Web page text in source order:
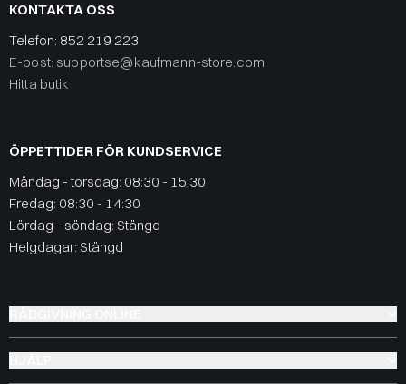
KONTAKTA OSS
Telefon: 852 219 223
E-post: supportse@kaufmann-store.com
Hitta butik
ÖPPETTIDER FÖR KUNDSERVICE
Måndag - torsdag: 08:30 - 15:30
Fredag: 08:30 - 14:30
Lördag - söndag: Stängd
Helgdagar: Stängd